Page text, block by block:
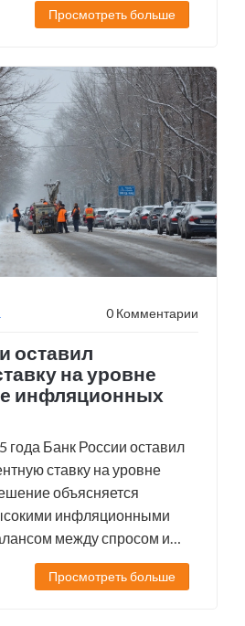
рассматриваются только
в начале года,
необходимость
достижения целевого
Просмотреть больше
0 Комментарии
оставил
на уровне
инфляционных
года Банк России оставил
ставку на уровне
объясняется
инфляционными
между спросом и
инфляция
а прогнозы на 2025 год
Просмотреть больше